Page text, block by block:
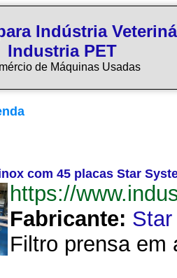
Indústria
Industria PET
de Máquinas Usadas
com 45 placas Star
https://
Fabricante:
Filtro prensa em